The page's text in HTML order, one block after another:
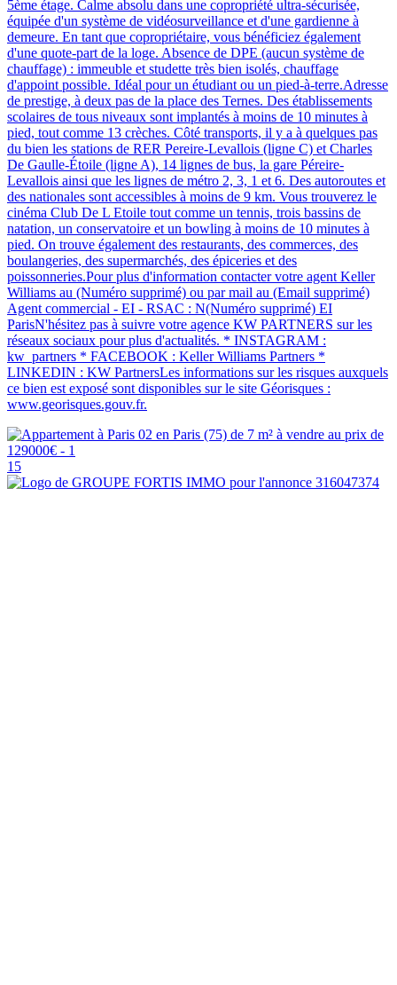
5ème étage. Calme absolu dans une copropriété ultra-sécurisée,
équipée d'un système de vidéosurveillance et d'une gardienne à
demeure. En tant que copropriétaire, vous bénéficiez également
d'une quote-part de la loge. Absence de DPE (aucun système de
chauffage) : immeuble et studette très bien isolés, chauffage
d'appoint possible. Idéal pour un étudiant ou un pied-à-terre.Adresse
de prestige, à deux pas de la place des Ternes. Des établissements
scolaires de tous niveaux sont implantés à moins de 10 minutes à
pied, tout comme 13 crèches. Côté transports, il y a à quelques pas
du bien les stations de RER Pereire-Levallois (ligne C) et Charles
De Gaulle-Étoile (ligne A), 14 lignes de bus, la gare Péreire-
Levallois ainsi que les lignes de métro 2, 3, 1 et 6. Des autoroutes et
des nationales sont accessibles à moins de 9 km. Vous trouverez le
cinéma Club De L Etoile tout comme un tennis, trois bassins de
natation, un conservatoire et un bowling à moins de 10 minutes à
pied. On trouve également des restaurants, des commerces, des
boulangeries, des supermarchés, des épiceries et des
poissonneries.Pour plus d'information contacter votre agent Keller
Williams au (Numéro supprimé) ou par mail au (Email supprimé)
Agent commercial - EI - RSAC : N(Numéro supprimé) EI
ParisN'hésitez pas à suivre votre agence KW PARTNERS sur les
réseaux sociaux pour plus d'actualités. * INSTAGRAM :
kw_partners * FACEBOOK : Keller Williams Partners *
LINKEDIN : KW PartnersLes informations sur les risques auxquels
ce bien est exposé sont disponibles sur le site Géorisques :
www.georisques.gouv.fr.
15